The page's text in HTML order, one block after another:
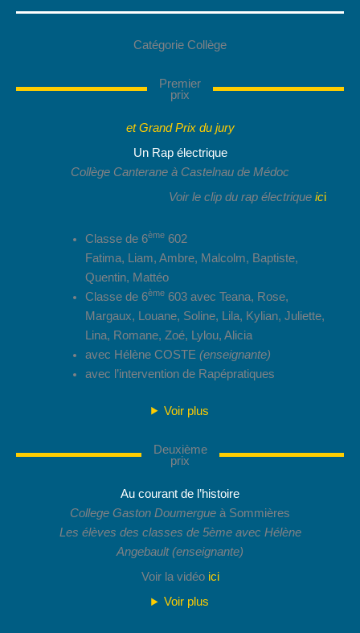
Catégorie Collège
Premier
prix
et Grand Prix du jury
Un Rap électrique
Collège Canterane à Castelnau de Médoc
Voir le clip du rap électriqueici
Classe de 6ème602
Fatima, Liam, Ambre, Malcolm, Baptiste,
Quentin, Mattéo
Classe de 6ème603 avec Teana, Rose,
Margaux, Louane, Soline, Lila, Kylian, Juliette,
Lina, Romane, Zoé, Lylou, Alicia
avec Hélène COSTE (enseignante)
avec l’intervention de Rapépratiques
Voir plus
Deuxième
prix
Au courant de l’histoire
College Gaston Doumergue à Sommières
Les élèves des classes de 5ème avec Hélène
Angebault(enseignante)
Voir la vidéo ici
Voir plus